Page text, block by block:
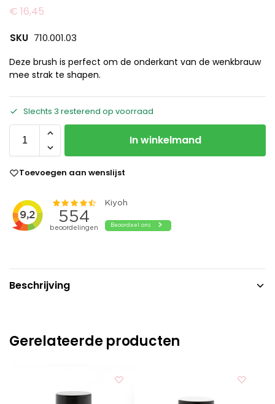
€ 16,45
SKU 710.001.03
Deze brush is perfect om de onderkant van de wenkbrauw
mee strak te shapen.
Slechts 3 resterend op voorraad
In winkelmand
Toevoegen aan wenslijst
Beschrijving
Gerelateerde producten